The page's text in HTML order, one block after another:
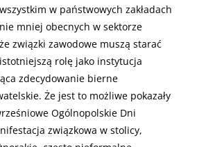
w państwowych zakładach
mniej obecnych w sektorze
związki zawodowe muszą starać
rolę jako instytucja
zdecydowanie bierne
Że jest to możliwe pokazały
Ogólnopolskie Dni
związkowa w stolicy,